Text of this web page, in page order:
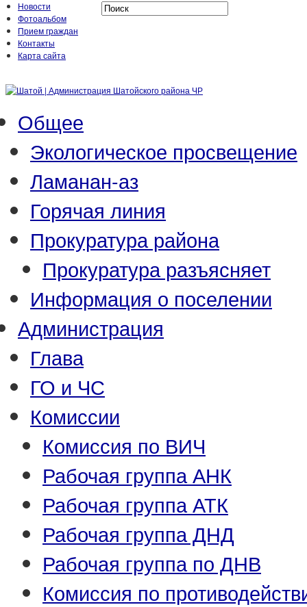
Новости
Фотоальбом
Прием граждан
Контакты
Карта сайта
Общее
Экологическое просвещение
Ламанан-аз
Горячая линия
Прокуратура района
Прокуратура разъясняет
Информация о поселении
Администрация
Глава
ГО и ЧС
Комиссии
Комиссия по ВИЧ
Рабочая группа АНК
Рабочая группа АТК
Рабочая группа ДНД
Рабочая группа по ДНВ
Комиссия по